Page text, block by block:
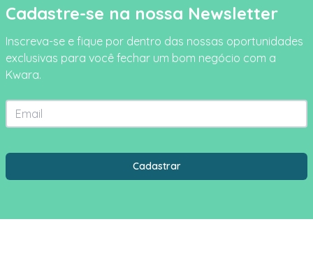
Cadastre-se na nossa Newsletter
Inscreva-se e fique por dentro das nossas oportunidades
exclusivas para você fechar um bom negócio com a
Kwara.
Email
Cidade
Cadastrar